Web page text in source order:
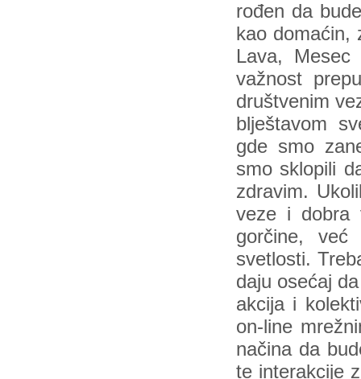
rođen da
kao domaćin,
Lava,
važnost
društvenim
blještavom
gde smo
smo sklopili
zdravim.
veze i dobra
gorčine, već
svetlosti.
daju osećaj
akcija i
on-line
načina da
te interakcije